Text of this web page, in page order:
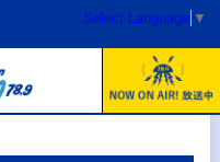
Select Language ▼